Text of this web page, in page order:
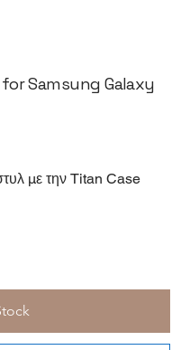
Samsung Galaxy
με την Titan Case